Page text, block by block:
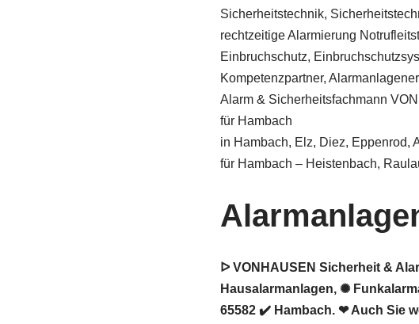
Sicherheitstechnik,
rechtzeitige Alarmierung
Einbruchschutz,
Kompetenzpartner,
Alarm & Sicherheitsfachmann
für Hambach
in Hambach, Elz, Diez, Eppenrod,
für Hambach – Heistenbach,
ᐅ VONHAUSEN Sicherheit &
Hausalarmanlagen, ✺
65582 ✔️ Hambach. ❤ Auch Sie